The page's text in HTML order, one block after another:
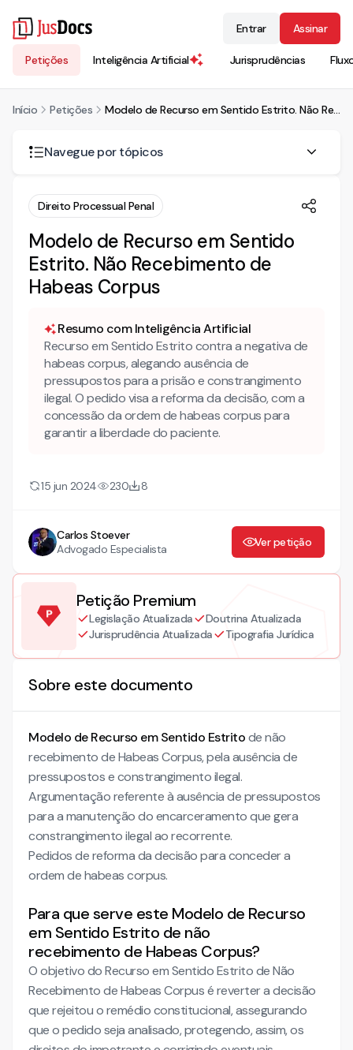
Petições Inteligência Artificial Jurisprudências
Entrar Assinar
Início Petições Modelo de Recurso em Sentido Estrito. Não Recebimento de Habeas Corpus
Navegue por tópicos
Para que serve este Modelo de Recurso em Sentido
Estrito de não recebimento de Habeas Corpus?
No que consiste o habeas corpus?
Quando é possível impetrar habeas corpus?
Qual a previsão legal deste Modelo de Recurso em
Sentido Estrito de não recebimento de Habeas Corpus?
Mais conteúdo sobre Recurso em Sentido Estrito
RECURSO EM SENTIDO ESTRITO
Direito Processual Penal
Modelo de Recurso em Sentido
Estrito. Não Recebimento de
Habeas Corpus
Resumo com Inteligência Artificial
Recurso em Sentido Estrito contra a negativa de
habeas corpus, alegando ausência de
pressupostos para a prisão e constrangimento
ilegal. O pedido visa a reforma da decisão, com a
concessão da ordem de habeas corpus para
garantir a liberdade do paciente.
15 jun 2024 230 8
Carlos Stoever
Advogado Especialista
Ver petição
Petição Premium
Legislação Atualizada
Doutrina Atualizada
Jurisprudência Atualizada
Tipografia Jurídica
Sobre este documento
Modelo de Recurso em Sentido Estritode não
recebimento de Habeas Corpus, pela ausência de
pressupostos e constrangimento ilegal.
Argumentação referente à ausência de pressupostos
para a manutenção do encarceramento que gera
constrangimento ilegal ao recorrente.
Pedidos de reforma da decisão para conceder a
ordem de habeas corpus.
Para que serve este Modelo de Recurso
em Sentido Estrito de não
recebimento de Habeas Corpus?
O objetivo do Recurso em Sentido Estrito de Não
Recebimento de Habeas Corpus é reverter a decisão
que rejeitou o remédio constitucional, assegurando
que o pedido seja analisado, protegendo, assim, os